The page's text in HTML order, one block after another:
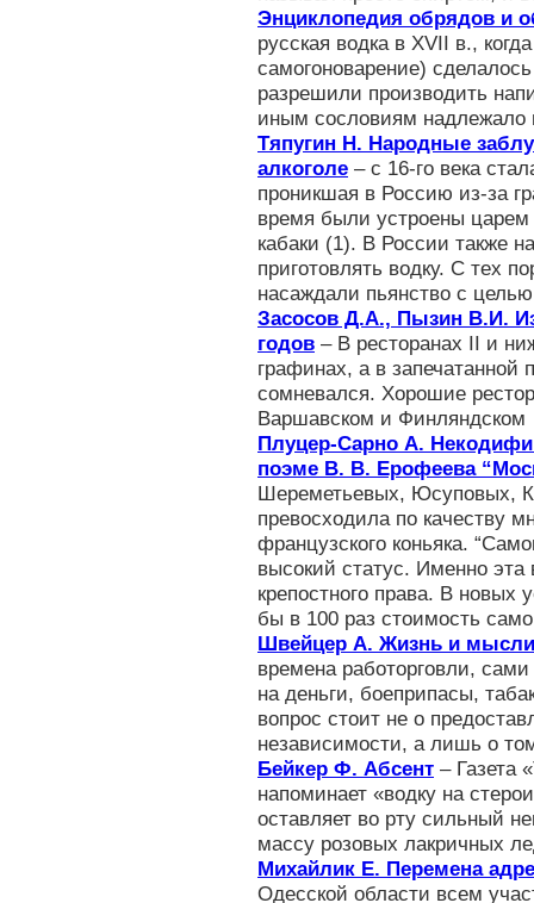
Энциклопедия обрядов и
русская водка в XVII в.,
самогоноварение)
разрешили производить
иным сословиям надлежало
Тяпугин Н. Народные
алкоголе – с 16-го века
проникшая в Россию из-за
время были устроены
кабаки (1). В России также
приготовлять водку. С тех
насаждали пьянство с
Засосов Д.А., Пызин В.И. Из
годов – В ресторанах II и
графинах, а в запечатанной
сомневался. Хорошие
Варшавском и Финляндском
Плуцер-Сарно А.
поэме В. В. Ерофеева
Шереметьевых, Юсуповых,
превосходила по качеству
французского коньяка.
высокий статус. Именно
крепостного права. В новых
бы в 100 раз стоимость
Швейцер А. Жизнь и мысли
времена работорговли,
на деньги, боеприпасы,
вопрос стоит не о
независимости, а лишь о
Бейкер Ф. Абсент – Газета
напоминает «водку на
оставляет во рту сильный
массу розовых лакричных
Михайлик Е. Перемена
Одесской области всем